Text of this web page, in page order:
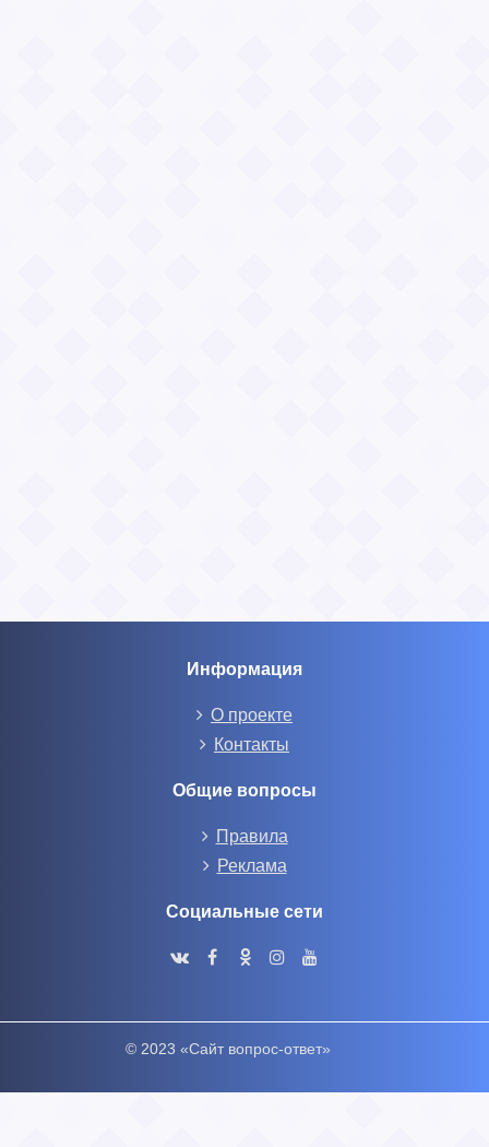
Информация
О проекте
Контакты
Общие вопросы
Правила
Реклама
Социальные сети
© 2023 «Сайт вопрос-ответ»